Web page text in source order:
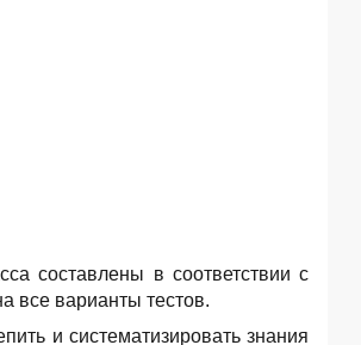
составлены в соответствии с
все варианты тестов.
и систематизировать знания